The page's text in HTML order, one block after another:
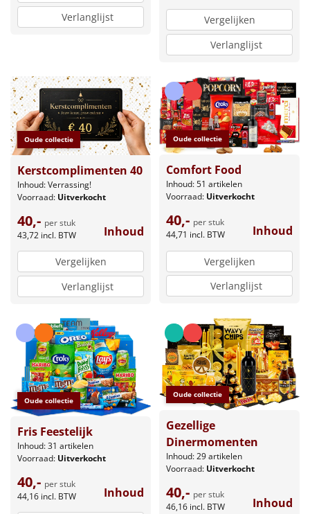
Verlanglijst
Vergelijken
Verlanglijst
Oude collectie
Kerstcomplimenten 40
Inhoud: Verrassing!
Voorraad: Uitverkocht
40,- per stuk
43,72 incl. BTW Inhoud
Vergelijken
Verlanglijst
Oude collectie
Comfort Food
Inhoud: 51 artikelen
Voorraad: Uitverkocht
40,- per stuk
44,71 incl. BTW Inhoud
Vergelijken
Verlanglijst
Oude collectie
Fris Feestelijk
Inhoud: 31 artikelen
Voorraad: Uitverkocht
40,- per stuk
44,16 incl. BTW Inhoud
Oude collectie
Gezellige
Dinermomenten
Inhoud: 29 artikelen
Voorraad: Uitverkocht
40,- per stuk
46,16 incl. BTW Inhoud